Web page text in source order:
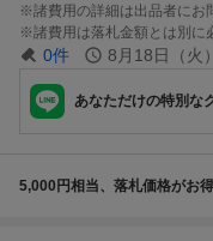
諸費用の詳細は出品者にお
諸費用は落札金額とは別に
0件 8月18日（火
あなただけの特別な
5,000円相当、落札価格がお